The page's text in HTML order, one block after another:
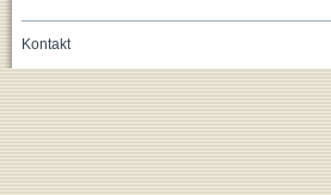
Kontakt